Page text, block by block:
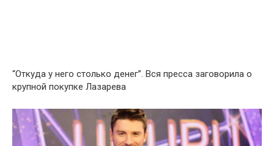
“Откуда у него столько денег”. Вся пресса заговорила о
крупной покупке Лазарева